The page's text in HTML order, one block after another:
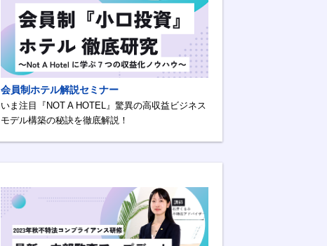
会員制ホテル解説セミナー
いま注目『NOT A HOTEL』驚異の高収益ビジネス
モデル構築の秘訣を徹底解説！